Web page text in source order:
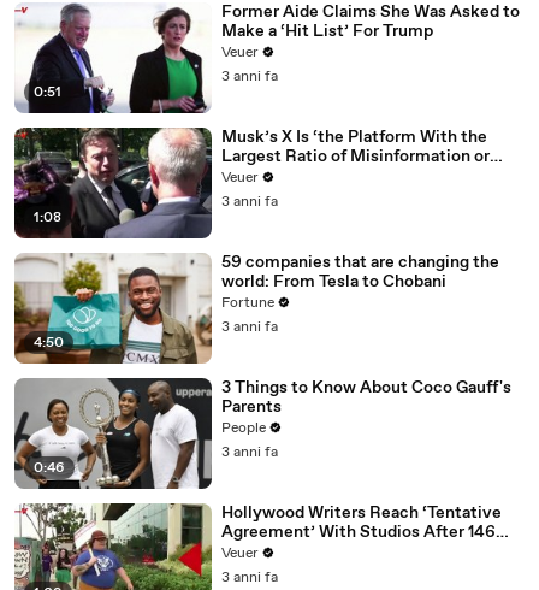
0:51
Former Aide Claims She Was Asked to
Make a ‘Hit List’ For Trump
Veuer
3 anni fa
1:08
Musk’s X Is ‘the Platform With the
Largest Ratio of Misinformation or
Disinformation’ Amongst All Social
Media Platforms
Veuer
3 anni fa
4:50
59 companies that are changing the
world: From Tesla to Chobani
Fortune
3 anni fa
0:46
3 Things to Know About Coco Gauff's
Parents
People
3 anni fa
Hollywood Writers Reach ‘Tentative
Agreement’ With Studios After 146
Day Strike
Veuer
3 anni fa